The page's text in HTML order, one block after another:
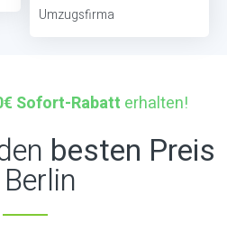
Umzugsfirma
Sofort-Rabatt erhalten!
besten Preis